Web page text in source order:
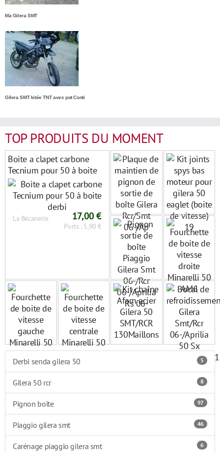
Ma Gilera SMT
Gilera SMT kitée TNT avec pot Conti
TOP PRODUITS DU MOMENT
Boite a clapet carbone
Tecnium pour 50 à boite
derbi
La Bécanerie 17,00 €
Ports : 5,90 €
5
Derbi senda gilera 50
8
Gilera 50 rcr
97
Pignon boîte
46
Piaggio gilera smt
6
Carénage piaggio gilera smt